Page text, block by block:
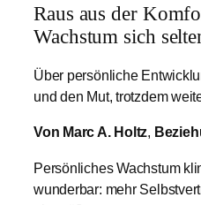
Raus aus der
Wachstum sich
Über persönliche
und den Mut, trotzdem
Von Marc A. Holtz,
Persönliches Wachstum
wunderbar: mehr